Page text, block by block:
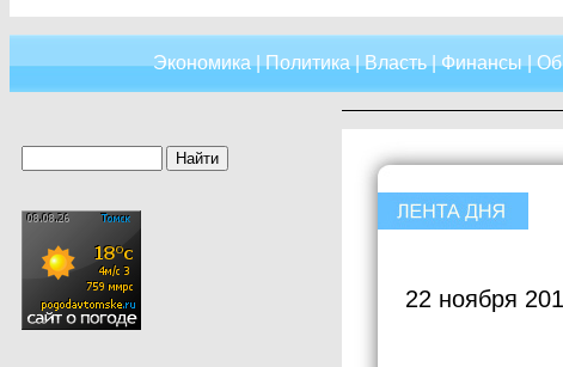
Экономика|Политика|Власть|Финансы|
22 ноября